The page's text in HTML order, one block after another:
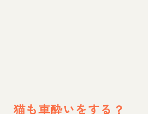
猫も車酔いをする？